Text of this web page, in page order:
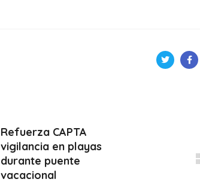
Refuerza CAPTA
vigilancia en playas
durante puente
vacacional